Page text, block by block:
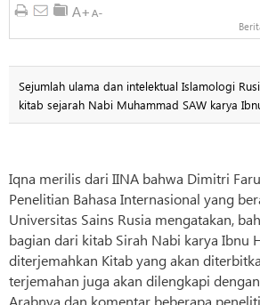
Sejumlah ulama dan intelektual Islamologi
kitab sejarah Nabi Muhammad SAW karya
Iqna merilis dari IINA bahwa Dimitri
Penelitian Bahasa Internasional yang
Universitas Sains Rusia mengatakan,
bagian dari kitab Sirah Nabi karya Ibnu
diterjemahkan Kitab yang akan
terjemahan juga akan dilengkapi